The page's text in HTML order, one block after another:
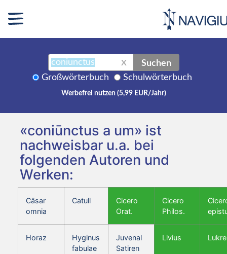
X Suchen
Großwörterbuch Schulwörterbuch
Werbefrei nutzen (5,99 EUR/Jahr)
«coniūnctus a um» ist
nachweisbar u.a. bei
folgenden Autoren und
Werken:
Cäsar
omnia
Catull
Cicero
Orat.
Cicero
Philos.
Horaz
Hyginus
fabulae
Juvenal
Satiren
Livius